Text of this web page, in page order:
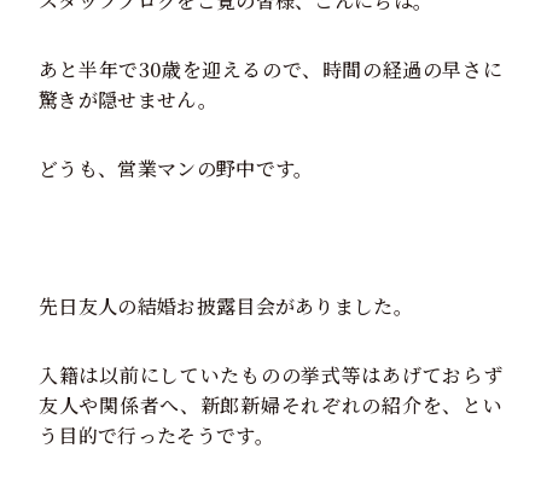
あと半年で30歳を迎えるので、時間の経過の早さに
驚きが隠せません。
どうも、営業マンの野中です。
先日友人の結婚お披露目会がありました。
入籍は以前にしていたものの挙式等はあげておらず
友人や関係者へ、新郎新婦それぞれの紹介を、とい
う目的で行ったそうです。